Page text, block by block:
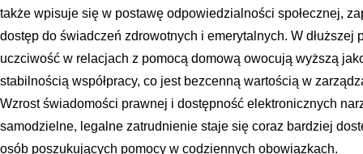
także wpisuje się w postawę odpowiedzialności społecznej,
dostęp do świadczeń zdrowotnych i emerytalnych. W dłuższej
uczciwość w relacjach z pomocą domową owocują wyższą
stabilnością współpracy, co jest bezcenną wartością w
Wzrost świadomości prawnej i dostępność elektronicznych
samodzielne, legalne zatrudnienie staje się coraz bardziej
osób poszukujących pomocy w codziennych obowiązkach.